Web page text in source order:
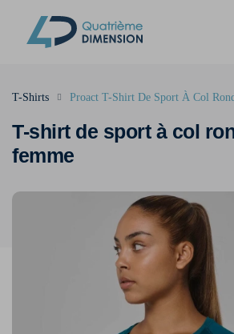
T-shirt de sport à col
femme
T-Shirts Proact T-Shirt De Sport À Col